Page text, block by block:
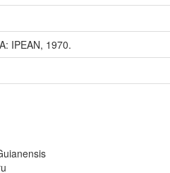
IPEAN, 1970.